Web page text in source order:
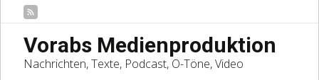
Vorabs Medienproduktion
Nachrichten, Texte, Podcast, O-Töne, Video